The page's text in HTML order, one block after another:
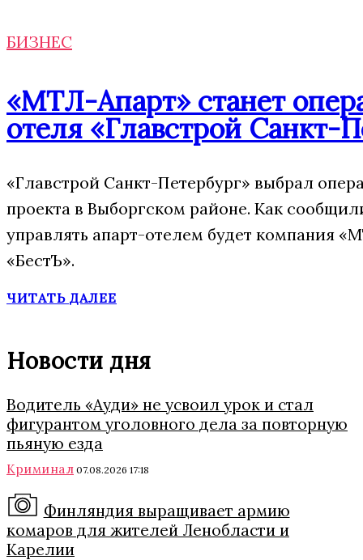
БИЗНЕС
«МТЛ-Апарт» станет
отеля «Главстрой Санкт-
«Главстрой Санкт-Петербург» выбрал
проекта в Выборгском районе. Как
управлять апарт-отелем будет компания
«БестЪ».
ЧИТАТЬ ДАЛЕЕ
Новости дня
Водитель «Ауди» не усвоил урок и стал
фигурантом уголовного дела за повторную
пьяную езда
Криминал 07.08.2026 17:18
Финляндия выращивает армию
комаров для жителей Ленобласти и
Карелии